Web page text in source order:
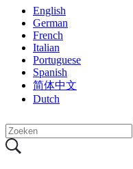
English
German
French
Italian
Portuguese
Spanish
简体中文
Dutch